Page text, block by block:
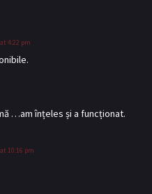
4:22 pm
…am înțeles și a funcționat.
10:16 pm